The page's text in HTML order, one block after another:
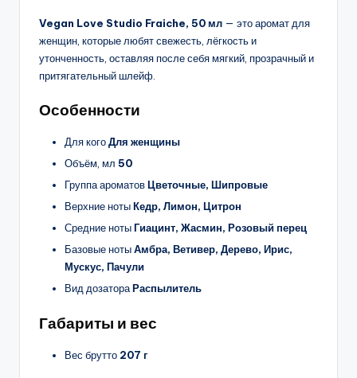
Vegan Love Studio Fraiche, 50 мл — это аромат для
женщин, которые любят свежесть, лёгкость и
утонченность, оставляя после себя мягкий, прозрачный и
притягательный шлейф.
Особенности
Для когоДля женщины
Объём, мл 50
Группа ароматовЦветочные, Шипровые
Верхние нотыКедр, Лимон, Цитрон
Средние нотыГиацинт, Жасмин, Розовый перец
Базовые нотыАмбра, Ветивер, Дерево, Ирис,
Мускус, Пачули
Вид дозатораРаспылитель
Габариты и вес
Вес брутто 207 г